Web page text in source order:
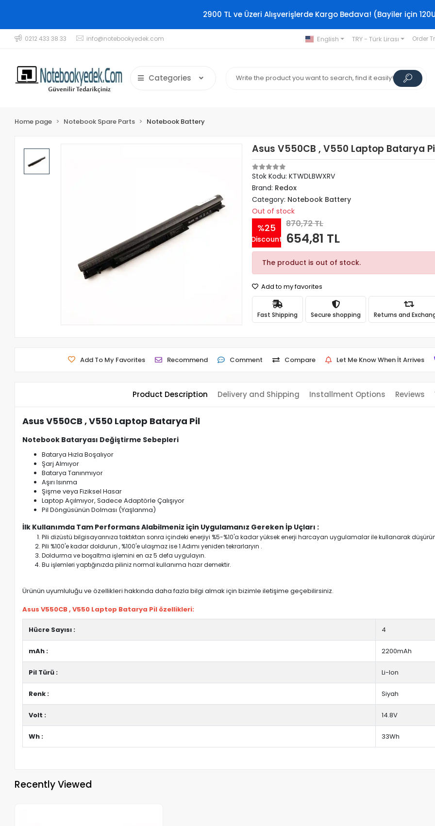
2900 TL ve Üzeri Alışverişlerde Kargo Bedava! (Bayiler için
0212 433 38 33 info@notebookyedek.com English TRY - Türk Lirası Order
Categories
Home page Notebook Spare Parts Notebook Battery
Asus V550CB , V550 Laptop Batarya
Stok Kodu: KTWDLBWXRV
Brand: Redox
Category: Notebook Battery
Out of stock
%25
Discount
870,72 TL
654,81 TL
The product is out of stock.
Add to my favorites
Fast Shipping Secure shopping Returns and
Add To My Favorites Recommend Comment Compare Let Me Know When İt Arrives
Product Description Delivery and Shipping Installment Options Reviews
Asus V550CB , V550 Laptop Batarya Pil
Notebook Bataryası Değiştirme Sebepleri
Batarya Hızla Boşalıyor
Şarj Almıyor
Batarya Tanınmıyor
Aşırı Isınma
Şişme veya Fiziksel Hasar
Laptop Açılmıyor, Sadece Adaptörle Çalışıyor
Pil Döngüsünün Dolması (Yaşlanma)
İlk Kullanımda Tam Performans Alabilmeniz için Uygulamanız Gereken İp Uçları :
Pili dizüstü bilgisayarınıza taktıktan sonra içindeki enerjiyi %5-%10'a kadar yüksek enerji harcayan uygulamalar ile kullanarak
Pili %100'e kadar doldurun , %100'e ulaşmaz ise 1.Adımı yeniden tekrarlaryın .
Doldurma ve boşaltma işlemini en az 5 defa uygulayın.
Bu işlemleri yaptığınızda piliniz normal kullanıma hazır demektir.
Ürünün uyumluluğu ve özellikleri hakkında daha fazla bilgi almak için bizimle iletişime geçebilirsiniz.
Asus V550CB , V550 Laptop Batarya Pil özellikleri:
Hücre Sayısı : 4
mAh : 2200mAh
Pil Türü : Li-Ion
Renk : Siyah
Volt : 14.8V
Wh : 33Wh
Recently Viewed